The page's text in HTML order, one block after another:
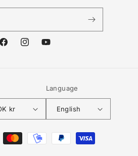
FacebookInstagramYouTube
Norway | NOK kr
Language
English